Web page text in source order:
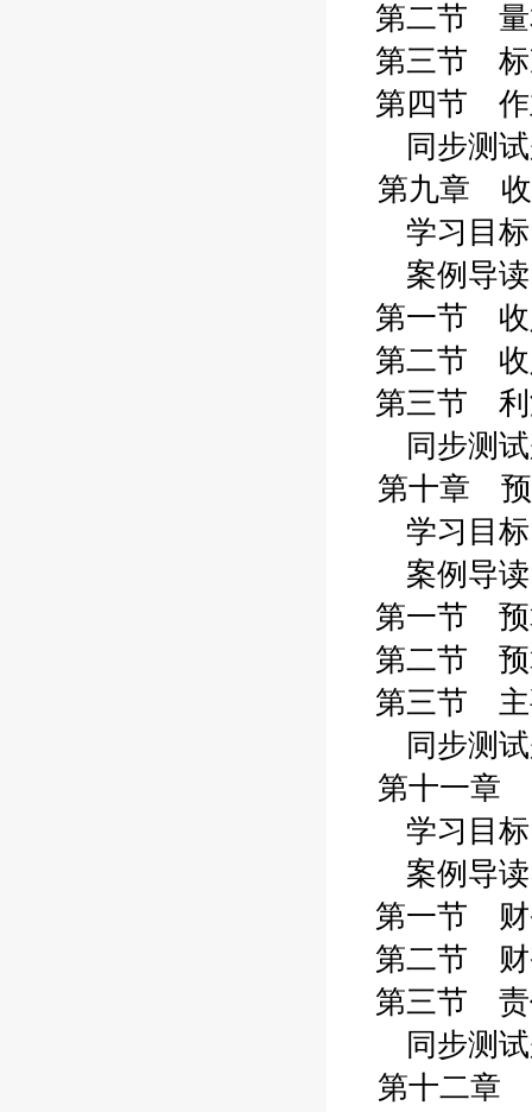
第二节 量
第三节 标
第四节 作
同步测试
第九章 收
学习目标
案例导读
第一节 收
第二节 收
第三节 利
同步测试
第十章 预
学习目标
案例导读
第一节 预
第二节 预
第三节 主
同步测试
第十一章
学习目标
案例导读
第一节 财
第二节 财
第三节 责
同步测试
第十二章